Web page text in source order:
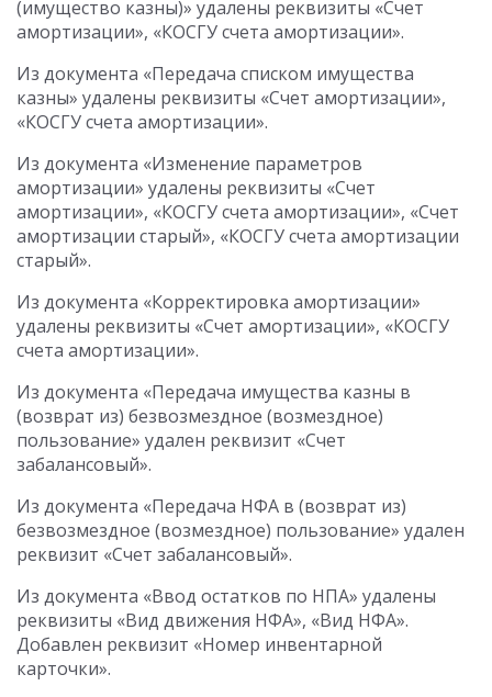
(имущество казны)» удалены реквизиты «Счет
амортизации», «КОСГУ счета амортизации».
Из документа «Передача списком имущества
казны» удалены реквизиты «Счет амортизации»,
«КОСГУ счета амортизации».
Из документа «Изменение параметров
амортизации» удалены реквизиты «Счет
амортизации», «КОСГУ счета амортизации», «Счет
амортизации старый», «КОСГУ счета амортизации
старый».
Из документа «Корректировка амортизации»
удалены реквизиты «Счет амортизации», «КОСГУ
счета амортизации».
Из документа «Передача имущества казны в
(возврат из) безвозмездное (возмездное)
пользование» удален реквизит «Счет
забалансовый».
Из документа «Передача НФА в (возврат из)
безвозмездное (возмездное) пользование» удален
реквизит «Счет забалансовый».
Из документа «Ввод остатков по НПА» удалены
реквизиты «Вид движения НФА», «Вид НФА».
Добавлен реквизит «Номер инвентарной
карточки».